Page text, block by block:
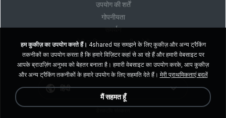
उपयोग की शर्तें
गोपनीयता
समर्थन
मेरी व्यक्तिगत जानकारी न बेचें
मेरी व्यक्तिगत जानकारी साझा न करें
हिंदी
हम कुकीज़ का उपयोग करते हैं। 4shared यह समझने के लिए कुकीज़ और अन्य ट्रैकिंग
तकनीकों का उपयोग करता है कि हमारे विज़िटर कहां से आ रहे हैं और हमारी वेबसाइट पर
आपके ब्राउज़िंग अनुभव को बेहतर बनाता है। हमारी वेबसाइट का उपयोग करके, आप कुकीज़
और अन्य ट्रैकिंग तकनीकों के हमारे उपयोग के लिए सहमति देते हैं। मेरी प्राथमिकताएं बदलें
मैं सहमत हूँ